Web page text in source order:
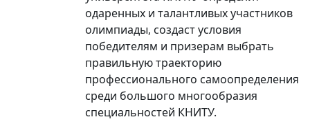
одаренных и талантливых участников
олимпиады, создаст условия
победителям и призерам выбрать
правильную траекторию
профессионального самоопределения
среди большого многообразия
специальностей КНИТУ.